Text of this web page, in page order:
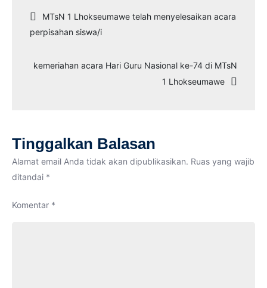
telah
juara
pada
Navigasi
MTsN 1 Lhokseumawe telah menyelesaikan acara
perpisahan siswa/i
kemeriahan acara Hari Guru Nasional ke-74 di MTsN
1 Lhokseumawe
Tinggalkan Balasan
Alamat email Anda tidak akan dipublikasikan. Ruas yang wajib
ditandai *
Komentar *